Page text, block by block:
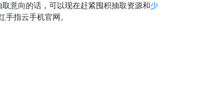
意向的话，可以现在赶紧囤积抽取资源和少
指云手机官网。